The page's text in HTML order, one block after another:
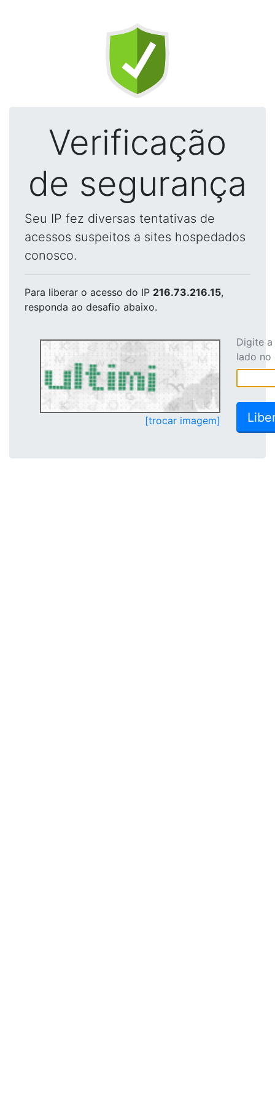
Verificação
de segurança
Seu IP fez diversas tentativas de
acessos suspeitos a sites hospedados
conosco.
Para liberar o acesso do IP 216.73.216.15,
responda ao desafio abaixo.
[trocar imagem]
Digite
lado no